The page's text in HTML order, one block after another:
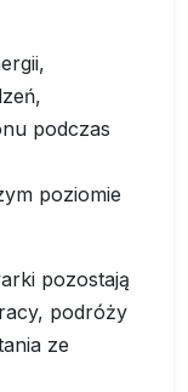
podczas
poziomie
pozostają
podróży
ze